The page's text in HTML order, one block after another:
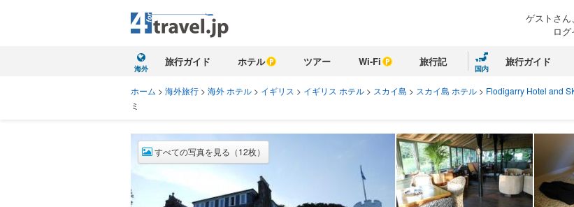
ゲストさん
ロ
海外
旅行ガイド ホテル ツアー Wi-Fi 旅行記
国内
旅行ガイド
ホーム > 海外旅行 > 海外 ホテル > イギリス > イギリス ホテル > スカイ島 > スカイ島 ホテル > Flodigarry Hotel and
ミ
すべての写真を見る（12枚）